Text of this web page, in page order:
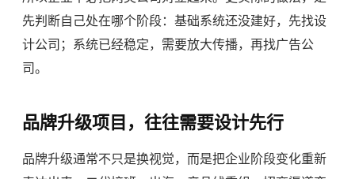
先判断自己处在哪个阶段：基础系统还没建好，先找设
计公司；系统已经稳定，需要放大传播，再找广告公
司。
品牌升级项目，往往需要设计先行
品牌升级通常不只是换视觉，而是把企业阶段变化重新